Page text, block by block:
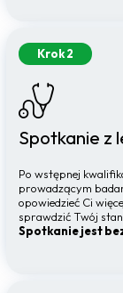
Krok 2
Spotkanie z
Po wstępnej
prowadzącym
opowiedzieć Ci
sprawdzić Twój
Spotkanie jest